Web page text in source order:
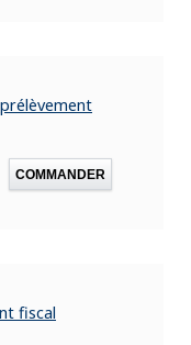
COMMANDER
fiscal